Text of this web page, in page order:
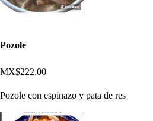
Pozole
MX$222.00
Pozole con espinazo y pata de res